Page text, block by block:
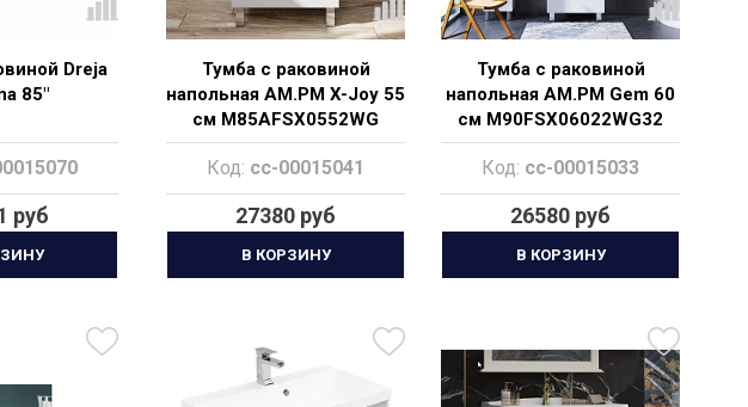
Dreja
85"
руб
Тумба с раковиной
напольная AM.PM X-Joy 55
см M85AFSX0552WG
Код: cc-00015041
27380 руб
В КОРЗИНУ
Тумба с раковиной
напольная AM.PM Gem 60
см M90FSX06022WG32
белый глянец
Код: cc-00015033
26580 руб
В КОРЗИНУ